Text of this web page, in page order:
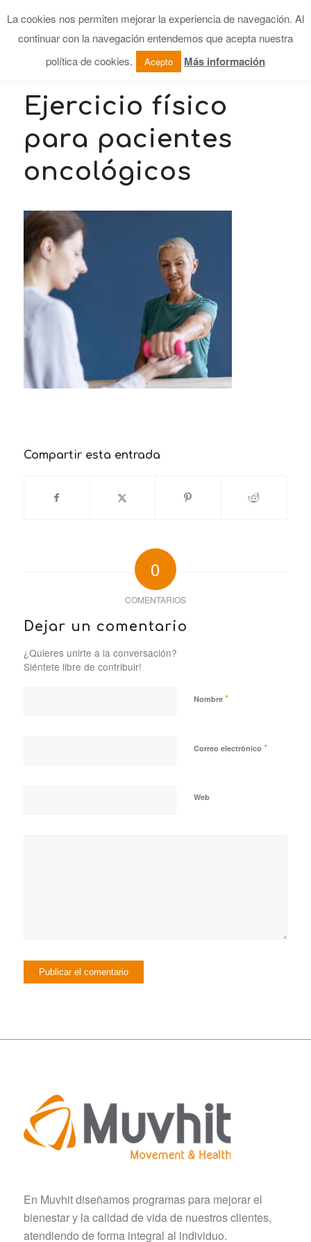
Ejercicio físico
para pacientes
oncológicos
Compartir esta entrada
0
COMENTARIOS
Dejar un comentario
¿Quieres unirte a la conversación?
Siéntete libre de contribuir!
Nombre *
Correo electrónico *
Web
En Muvhit diseñamos programas para mejorar el
bienestar y la calidad de vida de nuestros clientes,
atendiendo de forma integral al individuo.
La cookies nos permiten mejorar la experiencia de navegación. Al
continuar con la navegación entendemos que acepta nuestra
política de cookies.
Acepto Más información